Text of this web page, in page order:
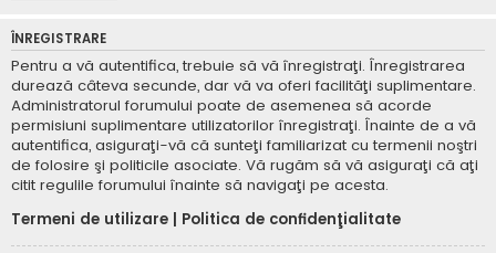
ÎNREGISTRARE
Pentru a vă autentifica, trebuie să vă înregistraţi. Înregistrarea
durează câteva secunde, dar vă va oferi facilităţi suplimentare.
Administratorul forumului poate de asemenea să acorde
permisiuni suplimentare utilizatorilor înregistraţi. Înainte de a vă
autentifica, asiguraţi-vă că sunteţi familiarizat cu termenii noştri
de folosire şi politicile asociate. Vă rugăm să vă asiguraţi că aţi
citit regulile forumului înainte să navigaţi pe acesta.
Termeni de utilizare
Politica de confidenţialitate